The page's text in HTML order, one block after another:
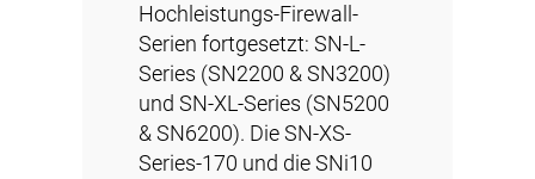
Hochleistungs-Firewall-
Serien fortgesetzt: SN-L-
Series (SN2200 & SN3200)
und SN-XL-Series (SN5200
& SN6200). Die SN-XS-
Series-170 und die SNi10